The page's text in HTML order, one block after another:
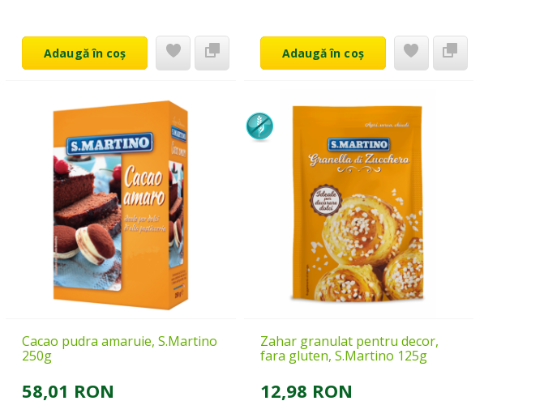
Adaugă în coș Adaugă în coș
Cacao pudra amaruie, S.Martino
250g
58,01 RON
Zahar granulat pentru decor,
fara gluten, S.Martino 125g
12,98 RON